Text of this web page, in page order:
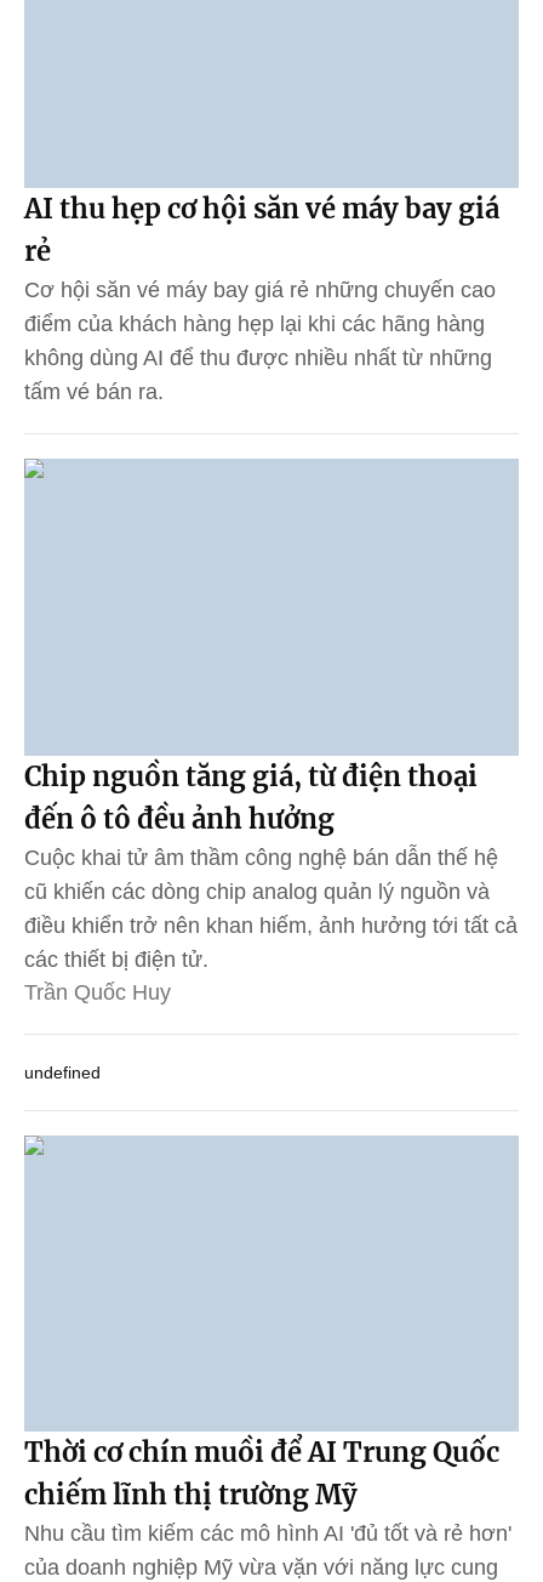
AI thu hẹp cơ hội săn vé máy bay giá
rẻ
Cơ hội săn vé máy bay giá rẻ những chuyến cao
điểm của khách hàng hẹp lại khi các hãng hàng
không dùng AI để thu được nhiều nhất từ những
tấm vé bán ra.
Chip nguồn tăng giá, từ điện thoại
đến ô tô đều ảnh hưởng
Cuộc khai tử âm thầm công nghệ bán dẫn thế hệ
cũ khiến các dòng chip analog quản lý nguồn và
điều khiển trở nên khan hiếm, ảnh hưởng tới tất cả
các thiết bị điện tử.
Trần Quốc Huy
undefined
Thời cơ chín muồi để AI Trung Quốc
chiếm lĩnh thị trường Mỹ
Nhu cầu tìm kiếm các mô hình AI 'đủ tốt và rẻ hơn'
của doanh nghiệp Mỹ vừa vặn với năng lực cung